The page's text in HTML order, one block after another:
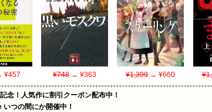
¥748→ ¥363 ¥1,399→ ¥660
念！人気作に割引クーポン配布中！
つの間にか開催中！